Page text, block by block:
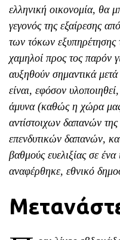
ελληνική οικονομία, θα
γεγονός της εξαίρεσης
των τόκων εξυπηρέτησης
χαμηλοί προς τος παρόν
αυξηθούν σημαντικά
είναι, εφόσον
άμυνα (καθώς η χώρα
αντίστοιχων δαπανών
επενδυτικών δαπανών,
βαθμούς ευελιξίας σε
αναφέρθηκε, εθνικό